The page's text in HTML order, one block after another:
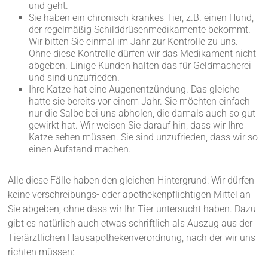
und geht.
Sie haben ein chronisch krankes Tier, z.B. einen Hund,
der regelmäßig Schilddrüsenmedikamente bekommt.
Wir bitten Sie einmal im Jahr zur Kontrolle zu uns.
Ohne diese Kontrolle dürfen wir das Medikament nicht
abgeben. Einige Kunden halten das für Geldmacherei
und sind unzufrieden.
Ihre Katze hat eine Augenentzündung. Das gleiche
hatte sie bereits vor einem Jahr. Sie möchten einfach
nur die Salbe bei uns abholen, die damals auch so gut
gewirkt hat. Wir weisen Sie darauf hin, dass wir Ihre
Katze sehen müssen. Sie sind unzufrieden, dass wir so
einen Aufstand machen.
Alle diese Fälle haben den gleichen Hintergrund: Wir dürfen
keine verschreibungs- oder apothekenpflichtigen Mittel an
Sie abgeben, ohne dass wir Ihr Tier untersucht haben. Dazu
gibt es natürlich auch etwas schriftlich als Auszug aus der
Tierärztlichen Hausapothekenverordnung, nach der wir uns
richten müssen: